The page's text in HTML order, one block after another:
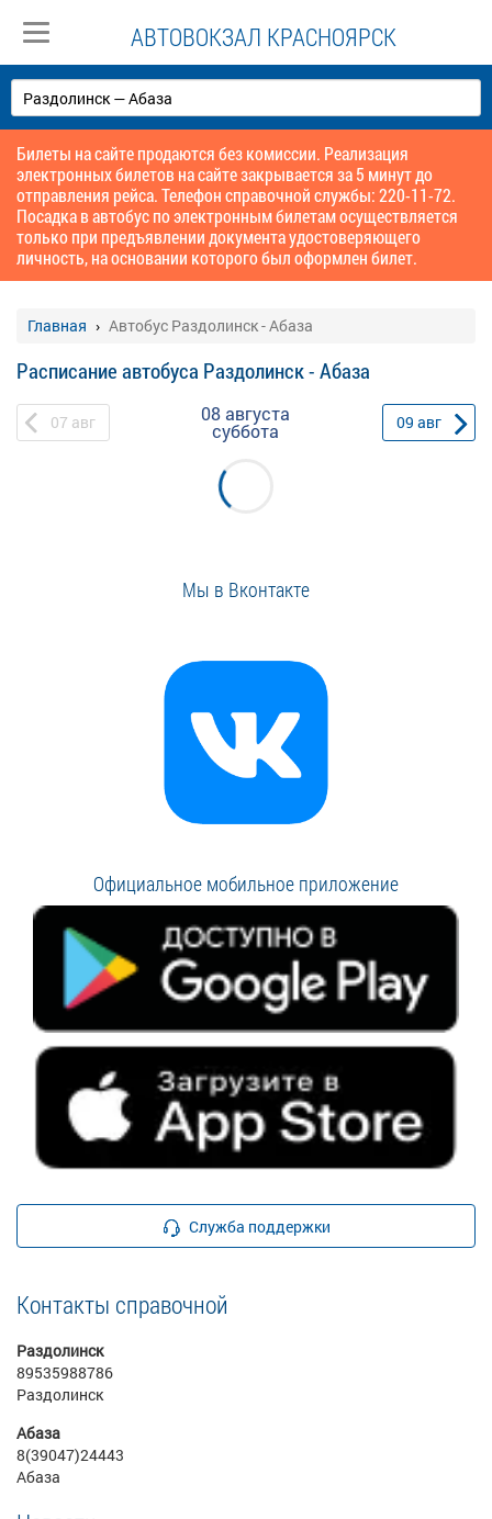
АВТОВОКЗАЛ КРАСНОЯРСК
Билеты на сайте продаются без комиссии. Реализация
электронных билетов на сайте закрывается за 5 минут до
отправления рейса. Телефон справочной службы: 220-11-72.
Посадка в автобус по электронным билетам осуществляется
только при предъявлении документа удостоверяющего
личность, на основании которого был оформлен билет.
Главная Автобус Раздолинск - Абаза
Расписание автобуса Раздолинск - Абаза
07 авг 08 августа
суббота 09 авг
Мы в Вконтакте
Официальное мобильное приложение
Служба поддержки
Контакты справочной
Раздолинск
89535988786
Раздолинск
Абаза
8(39047)24443
Абаза